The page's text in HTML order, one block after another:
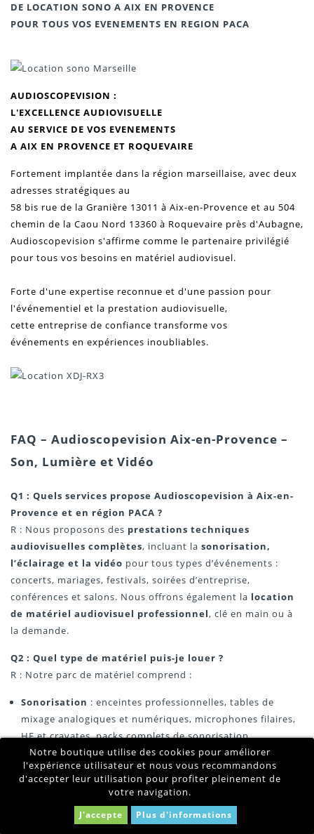
Notre boutique utilise des cookies pour améliorer
l'expérience utilisateur et nous vous recommandons
d'accepter leur utilisation pour profiter pleinement de
votre navigation.
J'accepte Plus d'informations
DE LOCATION SONO A AIX EN PROVENCE
POUR TOUS VOS EVENEMENTS EN REGION PACA
AUDIOSCOPEVISION :
L'EXCELLENCE AUDIOVISUELLE
AU SERVICE DE VOS EVENEMENTS
A AIX EN PROVENCE ET ROQUEVAIRE
Fortement implantée dans la région marseillaise, avec deux
adresses stratégiques au
58 bis rue de la Granière 13011 à Aix-en-Provence et au 504
chemin de la Caou Nord 13360 à Roquevaire près d'Aubagne,
Audioscopevision s'affirme comme le partenaire privilégié
pour tous vos besoins en matériel audiovisuel.
Forte d'une expertise reconnue et d'une passion pour
l'événementiel et la prestation audiovisuelle,
cette entreprise de confiance transforme vos
événements en expériences inoubliables.
FAQ – Audioscopevision Aix-en-Provence –
Son, Lumière et Vidéo
Q1 : Quels services propose Audioscopevision à Aix-en-
Provence et en région PACA ?
R : Nous proposons des prestations techniques
audiovisuelles complètes, incluant la sonorisation,
l’éclairage et la vidéo pour tous types d’événements :
concerts, mariages, festivals, soirées d’entreprise,
conférences et salons. Nous offrons également la location
de matériel audiovisuel professionnel, clé en main ou à
la demande.
Q2 : Quel type de matériel puis-je louer ?
R : Notre parc de matériel comprend :
Sonorisation : enceintes professionnelles, tables de
mixage analogiques et numériques, microphones filaires,
HF et cravates, packs complets de sonorisation.
Éclairage: lyres automatiques, projecteurs sur batterie,
lasers, barres LED, dimmers et jeux de lumière
événementiels.
: écrans géants LED indoor/outdoor, murs LED en
pitch 2.9, 3.9 et 4.8, vidéoprojecteurs, écrans tactiles et
Audioscopevision | Sonorisation et
Ecran LED
4.9
Basé sur 875avis